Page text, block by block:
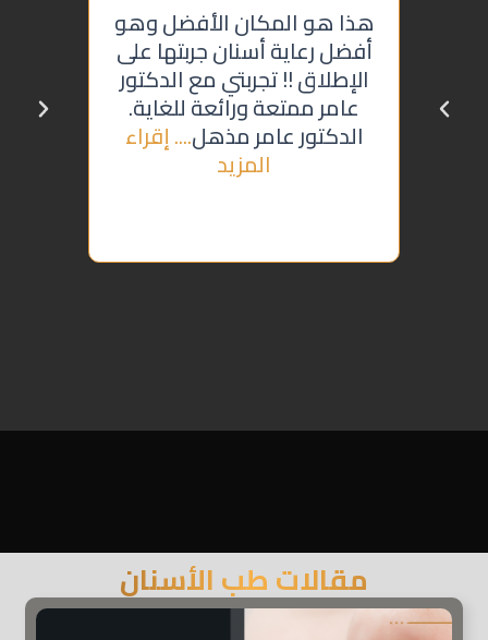
هذا هو المكان الأفضل وهو
أفضل رعاية أسنان جربتها على
الإطلاق !! تجربتي مع الدكتور
عامر ممتعة ورائعة للغاية.
الدكتور عامر مذهل.... إقراء
المزيد
مقالات طب الأسنان